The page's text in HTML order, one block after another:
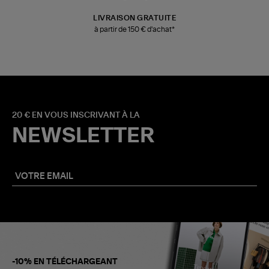
LIVRAISON GRATUITE
à partir de 150 € d'achat*
20 € EN VOUS INSCRIVANT À LA
NEWSLETTER
-10% EN TÉLÉCHARGEANT